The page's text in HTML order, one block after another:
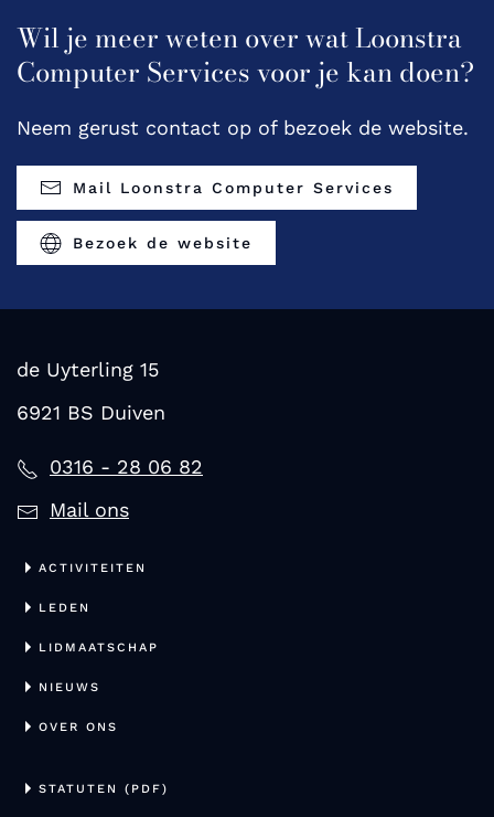
Wil je meer weten over wat Loonstra
Computer Services voor je kan doen?
Neem gerust contact op of bezoek de website.
Mail Loonstra Computer Services
Bezoek de website
de Uyterling 15
6921 BS Duiven
0316 - 28 06 82
Mail ons
ACTIVITEITEN
LEDEN
LIDMAATSCHAP
NIEUWS
OVER ONS
STATUTEN (PDF)